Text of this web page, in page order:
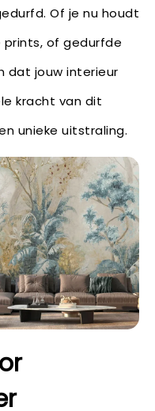
Of je nu houdt
prints, of gedurfde
dat jouw interieur
kracht van dit
unieke uitstraling.